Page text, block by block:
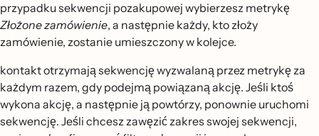
przypadku sekwencji pozakupowej wybierzesz metrykę
Złożone zamówienie, a następnie każdy, kto złoży
zamówienie, zostanie umieszczony w kolejce.
kontakt otrzymają sekwencję wyzwalaną przez metrykę za
każdym razem, gdy podejmą powiązaną akcję. Jeśli ktoś
wykona akcję, a następnie ją powtórzy, ponownie uruchomi
sekwencję. Jeśli chcesz zawęzić zakres swojej sekwencji,